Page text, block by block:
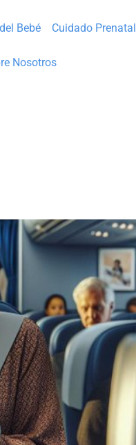
Bebé Cuidado Prenatal
Nosotros